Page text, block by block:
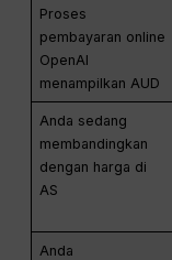
Proses
pembayaran online
OpenAI
menampilkan AUD
Anda sedang
membandingkan
dengan harga di
AS
Anda